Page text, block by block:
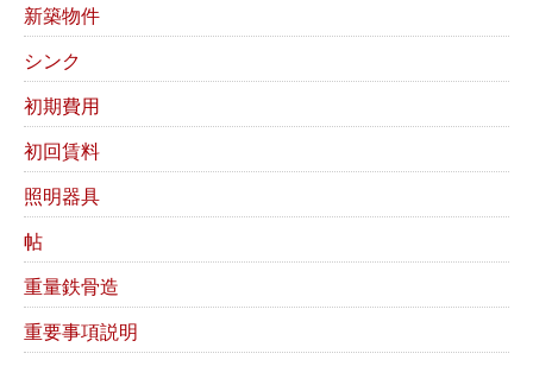
新築物件
シンク
初期費用
初回賃料
照明器具
帖
重量鉄骨造
重要事項説明